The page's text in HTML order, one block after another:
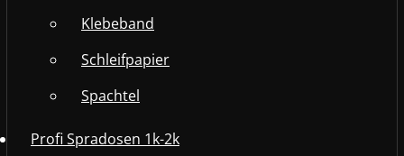
Klebeband
Schleifpapier
Spachtel
Profi Spradosen 1k-2k